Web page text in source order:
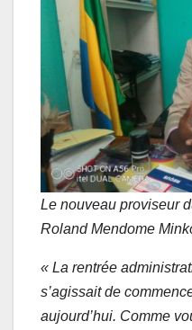
Le nouveau proviseur
Roland Mendome
« La rentrée
s’agissait de
aujourd’hui. Comme